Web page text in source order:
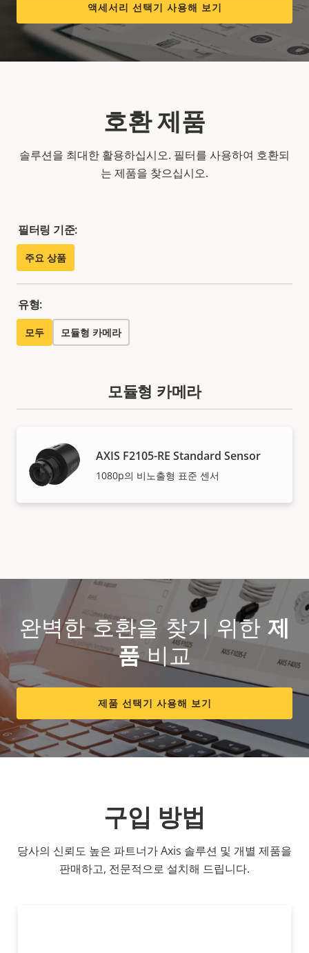
액세서리 선택기 사용해 보기
호환 제품
솔루션을 최대한 활용하십시오. 필터를 사용하여 호환되
는 제품을 찾으십시오.
필터링 기준:
주요 상품
유형:
모두 모듈형 카메라
모듈형 카메라
AXIS F2105-RE Standard Sensor
1080p의 비노출형 표준 센서
완벽한 호환을 찾기 위한 제
품비교
제품 선택기 사용해 보기
구입 방법
당사의 신뢰도 높은 파트너가 Axis 솔루션 및 개별 제품을
판매하고, 전문적으로 설치해 드립니다.